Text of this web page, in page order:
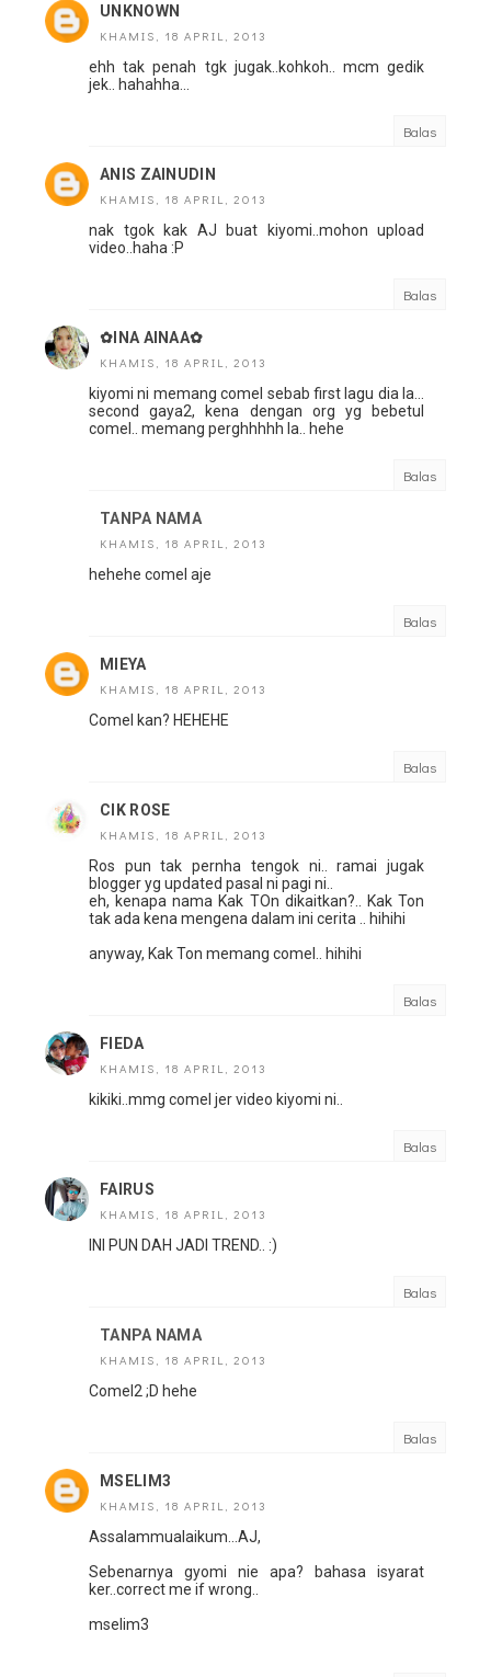
UNKNOWN
KHAMIS, 18 APRIL, 2013
ehh tak penah tgk jugak..kohkoh.. mcm gedik
jek.. hahahha...
Balas
ANIS ZAINUDIN
KHAMIS, 18 APRIL, 2013
nak tgok kak AJ buat kiyomi..mohon upload
video..haha :P
Balas
✿INA AINAA✿
KHAMIS, 18 APRIL, 2013
kiyomi ni memang comel sebab first lagu dia la...
second gaya2, kena dengan org yg bebetul
comel.. memang perghhhhh la.. hehe
Balas
TANPA NAMA
KHAMIS, 18 APRIL, 2013
hehehe comel aje
Balas
MIEYA
KHAMIS, 18 APRIL, 2013
Comel kan? HEHEHE
Balas
CIK ROSE
KHAMIS, 18 APRIL, 2013
Ros pun tak pernha tengok ni.. ramai jugak
blogger yg updated pasal ni pagi ni..
eh, kenapa nama Kak TOn dikaitkan?.. Kak Ton
tak ada kena mengena dalam ini cerita .. hihihi
anyway, Kak Ton memang comel.. hihihi
Balas
FIEDA
KHAMIS, 18 APRIL, 2013
kikiki..mmg comel jer video kiyomi ni..
Balas
FAIRUS
KHAMIS, 18 APRIL, 2013
INI PUN DAH JADI TREND.. :)
Balas
TANPA NAMA
KHAMIS, 18 APRIL, 2013
Comel2 ;D hehe
Balas
MSELIM3
KHAMIS, 18 APRIL, 2013
Assalammualaikum...AJ,
Sebenarnya gyomi nie apa? bahasa isyarat
ker..correct me if wrong..
mselim3